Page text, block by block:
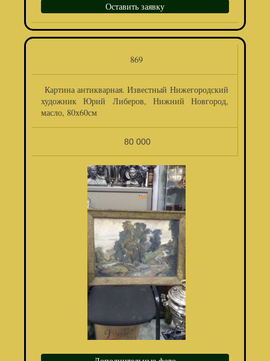
Оставить заявку
869
Картина антикварная. Известный Нижегородский
художник Юрий Либеров, Нижний Новгород,
масло, 80х60см
80 000